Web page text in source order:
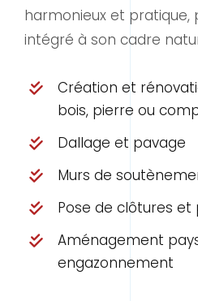
harmonieux et
intégré à son cadre
Création et
bois, pierre ou
Dallage et pavage
Murs de
Pose de clôtures et
Aménagement
engazonnement